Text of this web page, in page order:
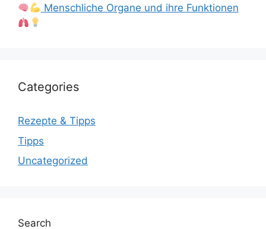
Menschliche Organe und ihre Funktionen
Categories
Rezepte & Tipps
Tipps
Uncategorized
Search